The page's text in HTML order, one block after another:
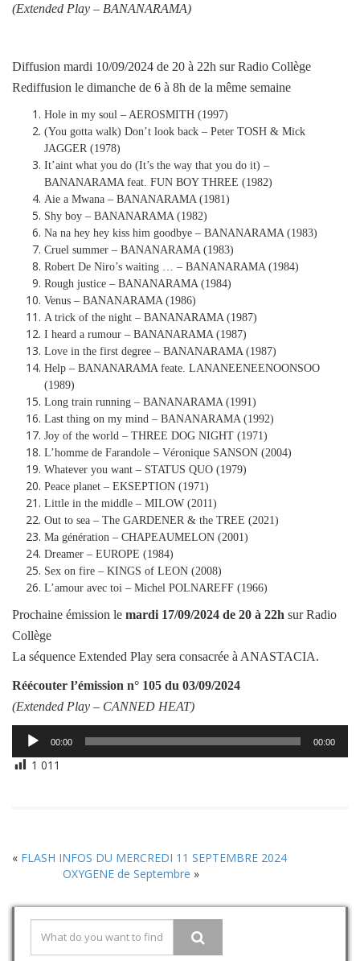
(Extended Play – BANANARAMA)
Diffusion mardi 10/09/2024 de 20 à 22h sur Radio Collège
Rediffusion le dimanche de 6 à 8h de la même semaine
Hole in my soul – AEROSMITH (1997)
(You gotta walk) Don’t look back – Peter TOSH & Mick
JAGGER (1978)
It’aint what you do (It’s the way that you do it) –
BANANARAMA feat. FUN BOY THREE (1982)
Aie a Mwana – BANANARAMA (1981)
Shy boy – BANANARAMA (1982)
Na na hey hey kiss him goodbye – BANANARAMA (1983)
Cruel summer – BANANARAMA (1983)
Robert De Niro’s waiting … – BANANARAMA (1984)
Rough justice – BANANARAMA (1984)
Venus – BANANARAMA (1986)
A trick of the night – BANANARAMA (1987)
I heard a rumour – BANANARAMA (1987)
Love in the first degree – BANANARAMA (1987)
Help – BANANARAMA feate. LANANEENEENOONSOO
(1989)
Long train running – BANANARAMA (1991)
Last thing on my mind – BANANARAMA (1992)
Joy of the world – THREE DOG NIGHT (1971)
L’homme de Farandole – Véronique SANSON (2004)
Whatever you want – STATUS QUO (1979)
Peace planet – EKSEPTION (1971)
Little in the middle – MILOW (2011)
Out to sea – The GARDENER & the TREE (2021)
Ma génération – CHAPEAUMELON (2001)
Dreamer – EUROPE (1984)
Sex on fire – KINGS of LEON (2008)
L’amour avec toi – Michel POLNAREFF (1966)
Prochaine émission le mardi 17/09/2024 de 20 à 22h sur Radio
Collège
La séquence Extended Play sera consacrée à ANASTACIA.
Réécouter l’émission n° 105 du 03/09/2024
(Extended Play – CANNED HEAT)
Lecteur
audio
00:00 00:00
1 011
« FLASH INFOS DU MERCREDI 11 SEPTEMBRE 2024
OXYGENE de Septembre »